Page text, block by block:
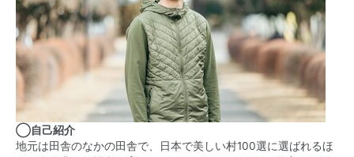
◯自己紹介
地元は田舎のなかの田舎で、日本で美しい村100選に選ばれるほ